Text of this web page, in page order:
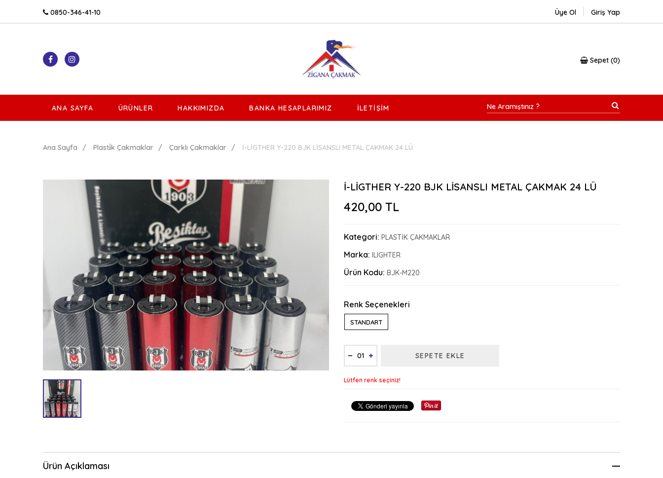
0850-346-41-10 Üye Ol Giriş Yap
Sepet 0
ANA SAYFA ÜRÜNLER HAKKIMIZDA BANKA HESAPLARIMIZ İLETIŞIM
Ana Sayfa Plasti̇k Çakmaklar Çarklı Çakmaklar İ-LİGTHER Y-220 BJK LİSANSLI METAL ÇAKMAK 24 LÜ
İ-LİGTHER Y-220 BJK LİSANSLI METAL ÇAKMAK 24 LÜ
420,00 TL
Kategori: PLASTİK ÇAKMAKLAR
Marka: ILIGHTER
Ürün Kodu: BJK-M220
Renk Seçenekleri
STANDART
SEPETE EKLE
Lütfen renk seçiniz!
Ürün Açıklaması